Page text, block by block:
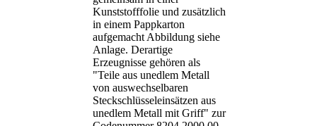
Kunststofffolie und zusätzlich
in einem Pappkarton
aufgemacht Abbildung siehe
Anlage. Derartige
Erzeugnisse gehören als
"Teile aus unedlem Metall
von auswechselbaren
Steckschlüsseleinsätzen aus
unedlem Metall mit Griff" zur